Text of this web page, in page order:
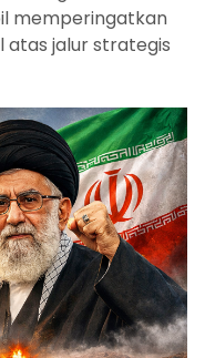
memperingatkan
jalur strategis